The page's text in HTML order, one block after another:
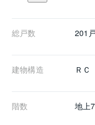
総戸数 201
建物構造 ＲＣ
階数 地上